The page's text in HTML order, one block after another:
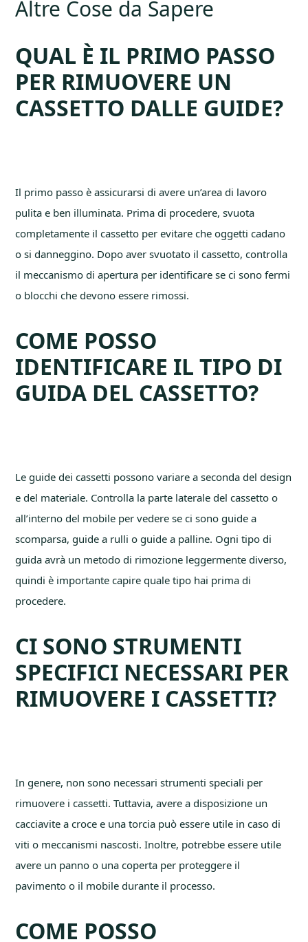
Altre Cose da Sapere
QUAL È IL PRIMO PASSO
PER RIMUOVERE UN
CASSETTO DALLE GUIDE?
Il primo passo è assicurarsi di avere un’area di lavoro
pulita e ben illuminata. Prima di procedere, svuota
completamente il cassetto per evitare che oggetti cadano
o si danneggino. Dopo aver svuotato il cassetto, controlla
il meccanismo di apertura per identificare se ci sono fermi
o blocchi che devono essere rimossi.
COME POSSO
IDENTIFICARE IL TIPO DI
GUIDA DEL CASSETTO?
Le guide dei cassetti possono variare a seconda del design
e del materiale. Controlla la parte laterale del cassetto o
all’interno del mobile per vedere se ci sono guide a
scomparsa, guide a rulli o guide a palline. Ogni tipo di
guida avrà un metodo di rimozione leggermente diverso,
quindi è importante capire quale tipo hai prima di
procedere.
CI SONO STRUMENTI
SPECIFICI NECESSARI PER
RIMUOVERE I CASSETTI?
In genere, non sono necessari strumenti speciali per
rimuovere i cassetti. Tuttavia, avere a disposizione un
cacciavite a croce e una torcia può essere utile in caso di
viti o meccanismi nascosti. Inoltre, potrebbe essere utile
avere un panno o una coperta per proteggere il
pavimento o il mobile durante il processo.
COME POSSO